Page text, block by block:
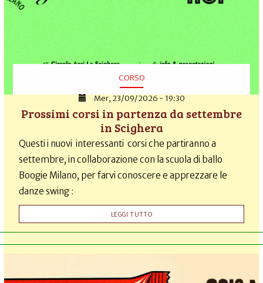
CORSO
Mer, 23/09/2026 - 19:30
Prossimi corsi in partenza da settembre
in Scighera
Questi i nuovi interessanti corsi che partiranno a
settembre, in collaborazione con la scuola di ballo
Boogie Milano, per farvi conoscere e apprezzare le
danze swing :
LEGGI TUTTO